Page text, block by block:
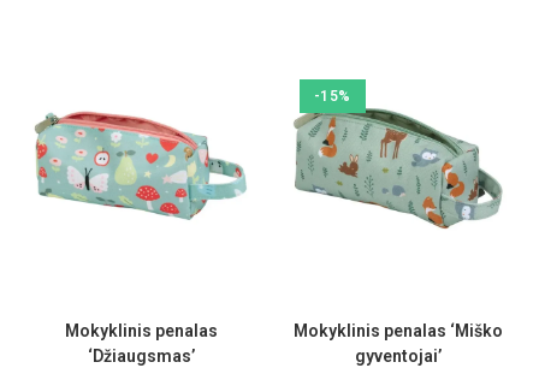
Mokyklinis penalas
‘Džiaugsmas’
-15%
Mokyklinis penalas ‘Miško
gyventojai’